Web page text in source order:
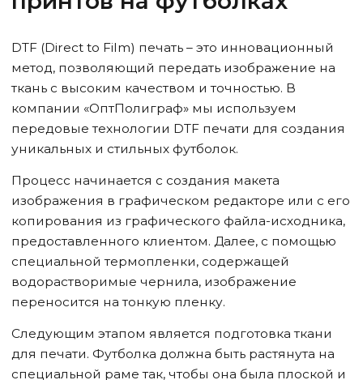
DTF (Direct to Film) печать – это инновационный
метод, позволяющий передать изображение на
ткань с высоким качеством и точностью. В
компании «ОптПолиграф» мы используем
передовые технологии DTF печати для создания
уникальных и стильных футболок.
Процесс начинается с создания макета
изображения в графическом редакторе или с его
копирования из графического файла-исходника,
предоставленного клиентом. Далее, с помощью
специальной термопленки, содержащей
водорастворимые чернила, изображение
переносится на тонкую пленку.
Следующим этапом является подготовка ткани
для печати. Футболка должна быть растянута на
специальной раме так, чтобы она была плоской и